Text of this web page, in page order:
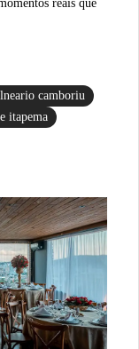
reais que
camboriu
itapema